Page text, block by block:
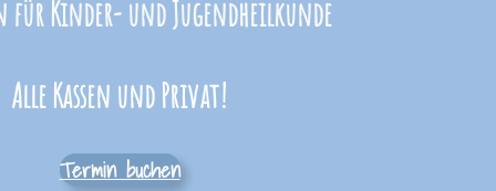
für Kinder- und Jugendheilkunde
Alle Kassen und Privat!
Termin buchen